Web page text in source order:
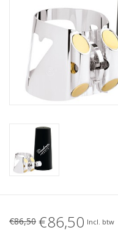
€86,50 €86,50 Incl. btw